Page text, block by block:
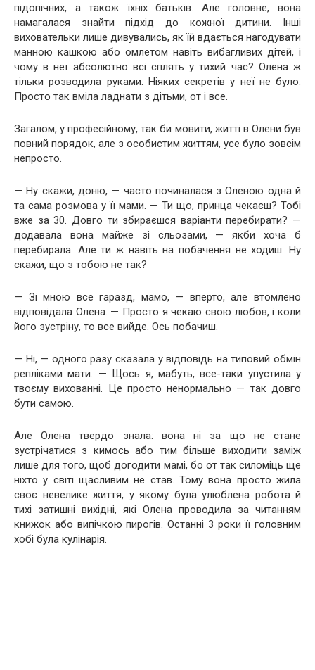
підопічних, а також їхніх батьків. Але головне, вона
намагалася знайти підхід до кожної дитини. Інші
виховательки лише дивувались, як їй вдається нагодувати
манною кашкою або омлетом навіть вибагливих дітей, і
чому в неї абсолютно всі сплять у тихий час? Олена ж
тільки розводила руками. Ніяких секретів у неї не було.
Просто так вміла ладнати з дітьми, от і все.
Загалом, у професійному, так би мовити, житті в Олени був
повний порядок, але з особистим життям, усе було зовсім
непросто.
— Ну скажи, доню, — часто починалася з Оленою одна й
та сама розмова у її мами. — Ти що, принца чекаєш? Тобі
вже за 30. Довго ти збираєшся варіанти перебирати? —
додавала вона майже зі сльозами, — якби хоча б
перебирала. Але ти ж навіть на побачення не ходиш. Ну
скажи, що з тобою не так?
— Зі мною все гаразд, мамо, — вперто, але втомлено
відповідала Олена. — Просто я чекаю свою любов, і коли
його зустріну, то все вийде. Ось побачиш.
— Ні, — одного разу сказала у відповідь на типовий обмін
репліками мати. — Щось я, мабуть, все-таки упустила у
твоєму вихованні. Це просто ненормально — так довго
бути самою.
Але Олена твердо знала: вона ні за що не стане
зустрічатися з кимось або тим більше виходити заміж
лише для того, щоб догодити мамі, бо от так силоміць ще
ніхто у світі щасливим не став. Тому вона просто жила
своє невелике життя, у якому була улюблена робота й
тихі затишні вихідні, які Олена проводила за читанням
книжок або випічкою пирогів. Останні 3 роки її головним
хобі була кулінарія.